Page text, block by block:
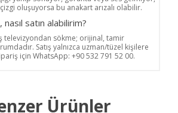
oluşuyorsa bu anakart arızalı olabilir.
satın alabilirim?
televizyondan sökme; orijinal, tamir
Satış yalnızca uzman/tüzel kişilere
için WhatsApp: +90 532 791 52 00.
Ürünler